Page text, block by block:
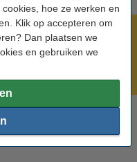
hoe ze werken en
Klik op accepteren om
Dan plaatsen we
en gebruiken we
(0)9 39 64 123